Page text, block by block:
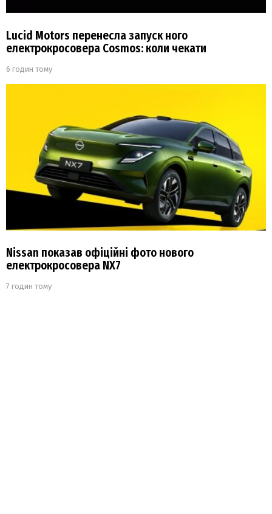
Lucid Motors перенесла запуск ного
електрокросовера Cosmos: коли чекати
6 годин тому
Nissan показав офіційні фото нового
електрокросовера NX7
7 годин тому